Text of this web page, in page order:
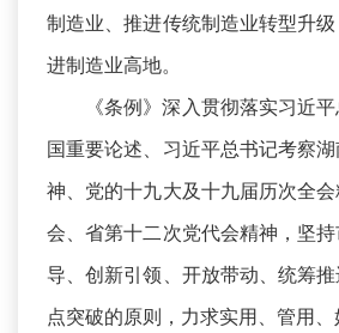
制造业、推进传统制造业转型升
进制造业高地。
《条例》深入贯彻落实习近
国重要论述、习近平总书记考察
神、党的十九大及十九届历次全
会、省第十二次党代会精神，坚
导、创新引领、开放带动、统筹
点突破的原则，力求实用、管用、